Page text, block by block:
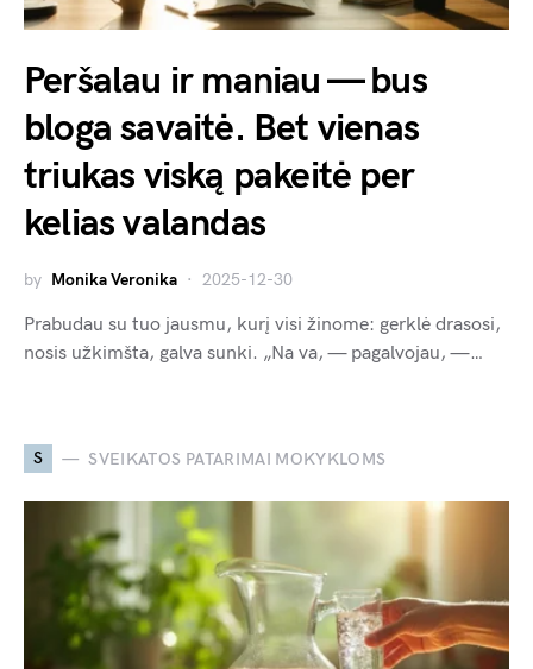
Peršalau ir maniau — bus
bloga savaitė. Bet vienas
triukas viską pakeitė per
kelias valandas
by Monika Veronika 2025-12-30
Prabudau su tuo jausmu, kurį visi žinome: gerklė drasosi,
nosis užkimšta, galva sunki. „Na va, — pagalvojau, —…
S SVEIKATOS PATARIMAI MOKYKLOMS